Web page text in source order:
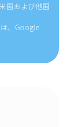
国および他国
、Google